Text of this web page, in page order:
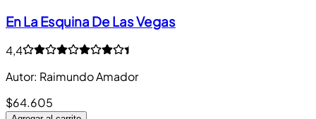
En La Esquina De Las Vegas
4,4
Autor: Raimundo Amador
$64.605